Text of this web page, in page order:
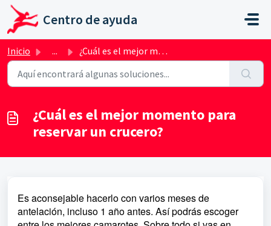
Ir al contenido principal
Centro de ayuda
Inicio ... ¿Cuál es el mejor momento para reservar un crucero?
¿Cuál es el mejor momento para
reservar un crucero?
Es aconsejable hacerlo con varios meses de
antelación, incluso 1 año antes. Así podrás escoger